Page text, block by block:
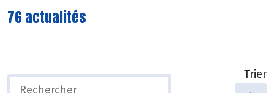
76 actualités
Trier